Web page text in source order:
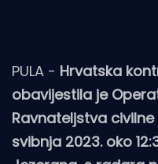
PULA - Hrvatska
obavijestila je
Ravnateljstva
svibnja 2023. oko